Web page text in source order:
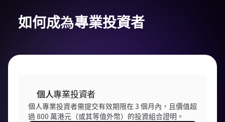
如何成為專業投資者
個人專業投資者
個人專業投資者需提交有效期限在 3 個月內，且價值超
過 800 萬港元（或其等值外幣）的投資組合證明。